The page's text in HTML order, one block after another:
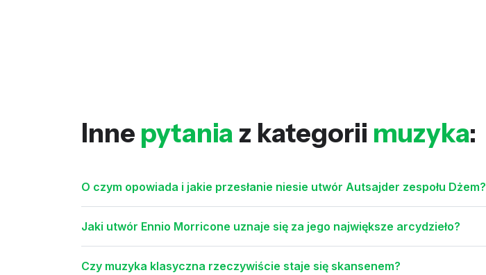
Inne pytania z kategorii muzyka:
O czym opowiada i jakie przesłanie niesie utwór Autsajder zespołu Dżem?
Jaki utwór Ennio Morricone uznaje się za jego największe arcydzieło?
Czy muzyka klasyczna rzeczywiście staje się skansenem?